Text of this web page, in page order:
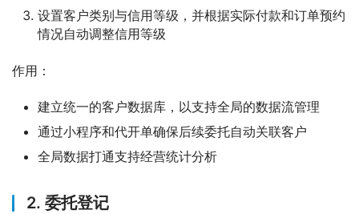
设置客户类别与信用等级，并根据实际付款和订单预约
情况自动调整信用等级
作用：
建立统一的客户数据库，以支持全局的数据流管理
通过小程序和代开单确保后续委托自动关联客户
全局数据打通支持经营统计分析
2. 委托登记